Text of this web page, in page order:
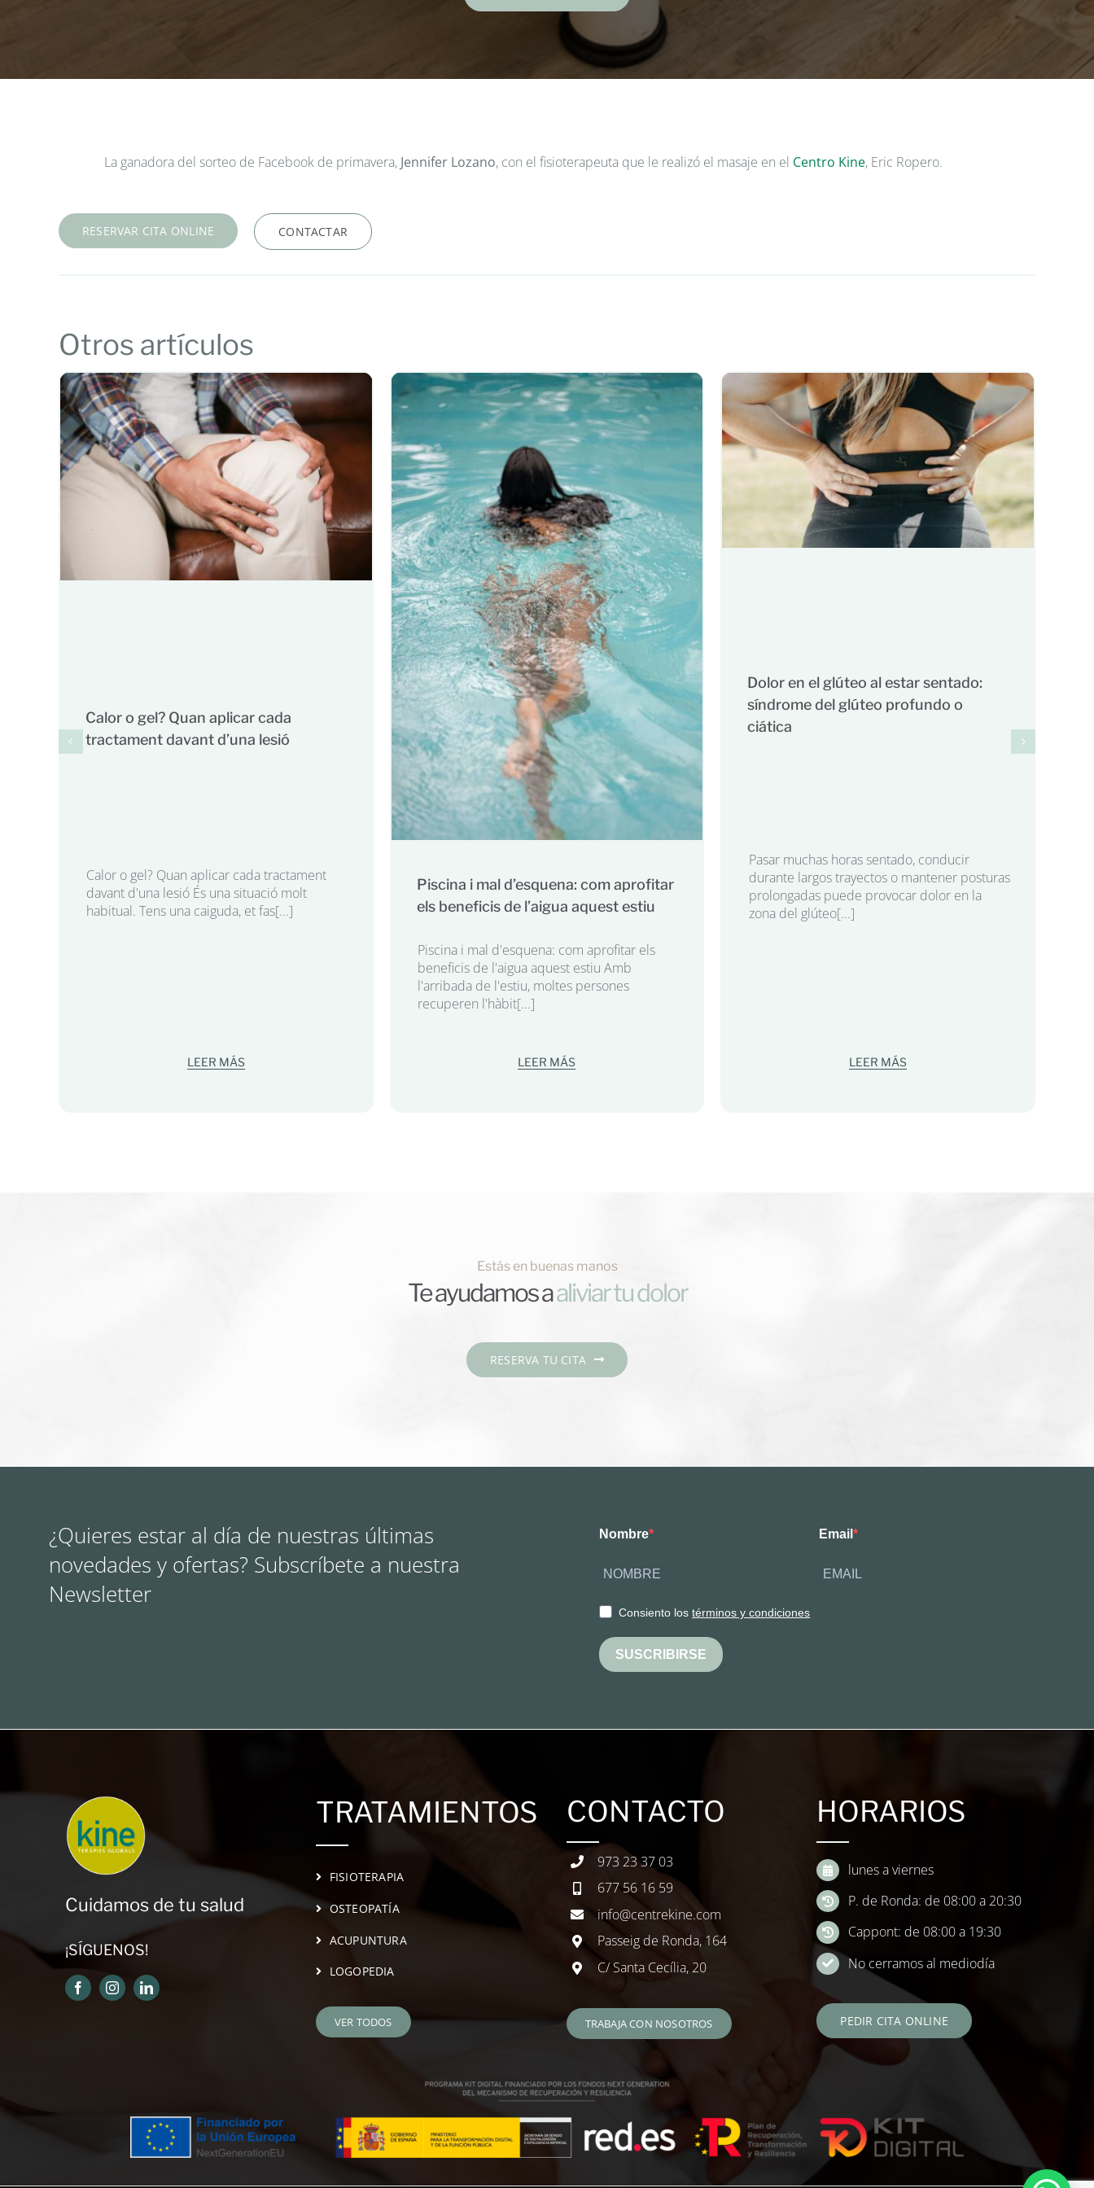
La ganadora del sorteo de Facebook de primavera, Jennifer Lozano, con el fisioterapeuta que le realizó el masaje en el Centro Kine, Eric Ropero.
RESERVAR CITA ONLINE CONTACTAR
Otros artículos
Calor o gel? Quan aplicar cada
tractament davant d’una lesió
Calor o gel? Quan aplicar cada tractament
davant d'una lesió És una situació molt
habitual. Tens una caiguda, et fas[...]
LEER MÁS
Piscina i mal d’esquena: com aprofitar
els beneficis de l’aigua aquest estiu
Piscina i mal d'esquena: com aprofitar els
beneficis de l'aigua aquest estiu Amb
l'arribada de l'estiu, moltes persones
recuperen l'hàbit[...]
LEER MÁS
Dolor en el glúteo al estar sentado:
síndrome del glúteo profundo o
ciática
Pasar muchas horas sentado, conducir
durante largos trayectos o mantener posturas
prolongadas puede provocar dolor en la
zona del glúteo[...]
LEER MÁS
Estás en buenas manos
Te ayudamos a
RESERVA TU CITA
¿Quieres estar al día de nuestras últimas
novedades y ofertas? Subscríbete a nuestra
Newsletter
Nombre Email
Consiento lostérminos y condiciones
SUSCRIBIRSE
Cuidamos de tu salud
¡SÍGUENOS!
TRATAMIENTOS
FISIOTERAPIA
OSTEOPATÍA
ACUPUNTURA
LOGOPEDIA
VER TODOS
CONTACTO
973 23 37 03
677 56 16 59
info@centrekine.com
Passeig de Ronda, 164
C/ Santa Cecília, 20
TRABAJA CON NOSOTROS
HORARIOS
lunes a viernes
P. de Ronda: de 08:00 a 20:30
Cappont: de 08:00 a 19:30
No cerramos al mediodía
PEDIR CITA ONLINE